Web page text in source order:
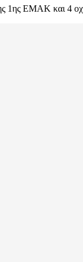
1ης ΕΜΑΚ και 4